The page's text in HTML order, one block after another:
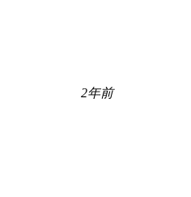
2年前